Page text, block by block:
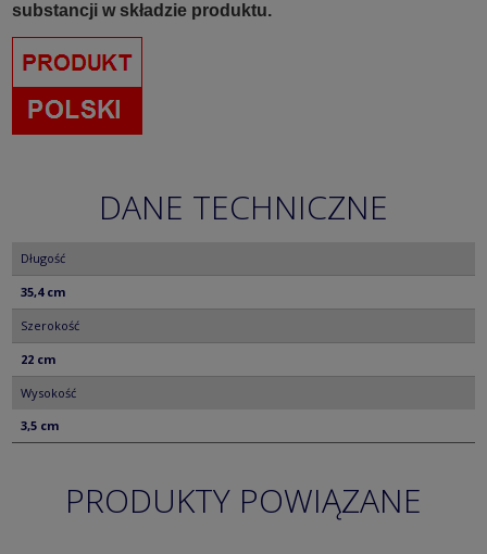
substancji w składzie produktu.
DANE TECHNICZNE
Długość
35,4 cm
Szerokość
22 cm
Wysokość
3,5 cm
PRODUKTY POWIĄZANE